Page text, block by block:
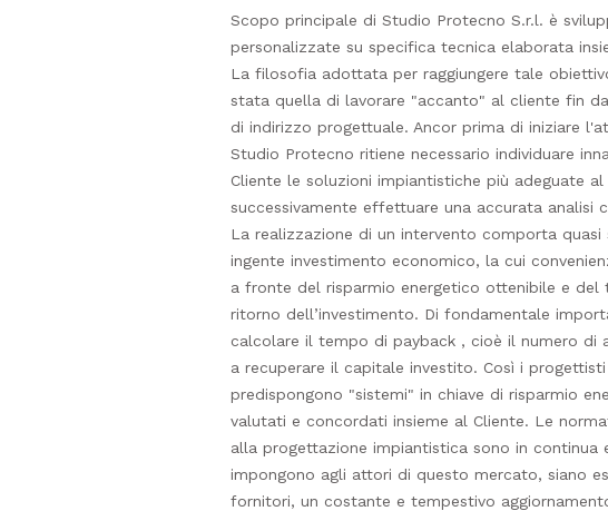
Scopo principale di Studio Protecno S.r.l. è
personalizzate su specifica tecnica elaborata
La filosofia adottata per raggiungere tale
stata quella di lavorare "accanto" al cliente fin
di indirizzo progettuale. Ancor prima di iniziare
Studio Protecno ritiene necessario individuare
Cliente le soluzioni impiantistiche più adeguate
successivamente effettuare una accurata analisi
La realizzazione di un intervento comporta quasi
ingente investimento economico, la cui
a fronte del risparmio energetico ottenibile e del
ritorno dell’investimento. Di fondamentale
calcolare il tempo di payback , cioè il numero di
a recuperare il capitale investito. Così i
predispongono "sistemi" in chiave di risparmio
valutati e concordati insieme al Cliente. Le
alla progettazione impiantistica sono in continua
impongono agli attori di questo mercato, siano
fornitori, un costante e tempestivo